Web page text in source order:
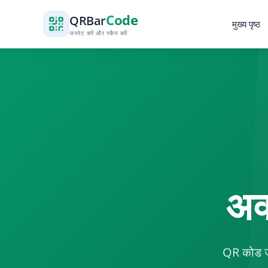
QRBarCode
जनरेट करें और स्कैन करें
मुख्य पृष्ठ
QR कोड